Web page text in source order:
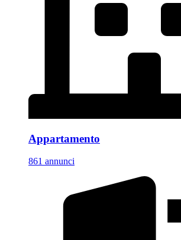
Appartamento
861 annunci